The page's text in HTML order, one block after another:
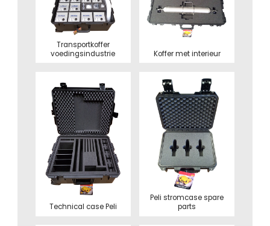
Transportkoffer
voedingsindustrie
Koffer met interieur
Technical case Peli
Peli stromcase spare
parts